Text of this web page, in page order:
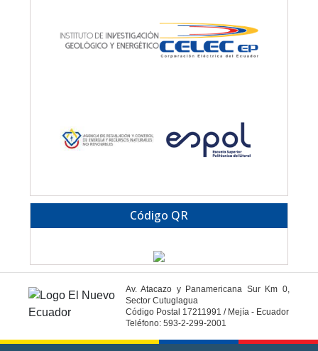
Código QR
Av. Atacazo y Panamericana Sur Km 0,
Sector Cutuglagua
Código Postal 17211991 / Mejía - Ecuador
Teléfono: 593-2-299-2001